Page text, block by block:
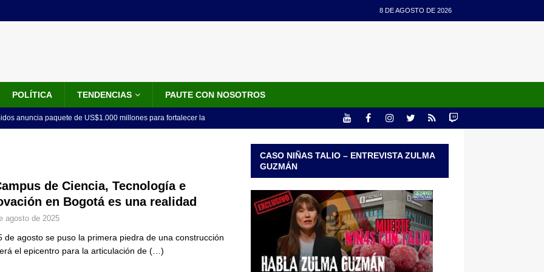
8 DE AGOSTO DE 2026
POLÍTICA TENDENCIAS PAUTE CON NOSOTROS
anuncia paquete de US$1.000 millones para fortalecer la
presidente de Colombia JUDICIALES
la Espriella ya es presidente de Colombia: recibió la banda
LO ÚLTIMO
de Abelardo De La Espriella: recibirá la banda presidencial
en el Cantón Pichincha
de Ciencia, Tecnología e
en Bogotá es una realidad
agosto de 2025
de agosto se puso la primera piedra de una construcción
el epicentro para la articulación de (…)
CASO NIÑAS TALIO – ENTREVISTA ZULMA
GUZMÁN